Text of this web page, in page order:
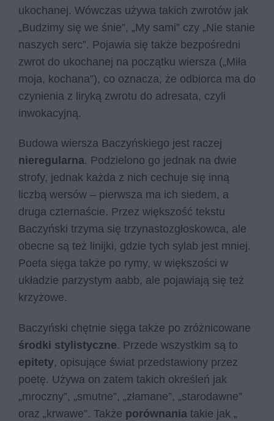
ukochanej. Wówczas używa takich zwrotów jak
„Budzimy się we śnie”, „My sami” czy „Nie stanie
naszych serc”. Pojawia się także bezpośredni
zwrot do ukochanej na początku wiersza („Miła
moja, kochana”), co oznacza, że odbiorca ma do
czynienia z liryką zwrotu do adresata, czyli
inwokacyjną.
Budowa wiersza Baczyńskiego jest raczej
nieregularna. Podzielono go jednak na dwie
strofy, jednak każda z nich cechuje się inną
liczbą wersów – pierwsza ma ich siedem, a
druga czternaście. Przez większość tekstu
Baczyński trzyma się trzynastozgłoskowca, ale
obecne są też linijki, gdzie tych sylab jest mniej.
Poeta sięga także po rymy, w większości w
układzie parzystym aabb, ale pojawiają się też
krzyżowe.
Baczyński chętnie sięga także po zróżnicowane
środki stylistyczne. Przede wszystkim są to
epitety, opisujące świat przedstawiony przez
poetę. Używa on zatem takich określeń jak
„mroczny”, „smutne”, „złamane”, „starodawne”
oraz „krwawe”. Także porównania takie jak „